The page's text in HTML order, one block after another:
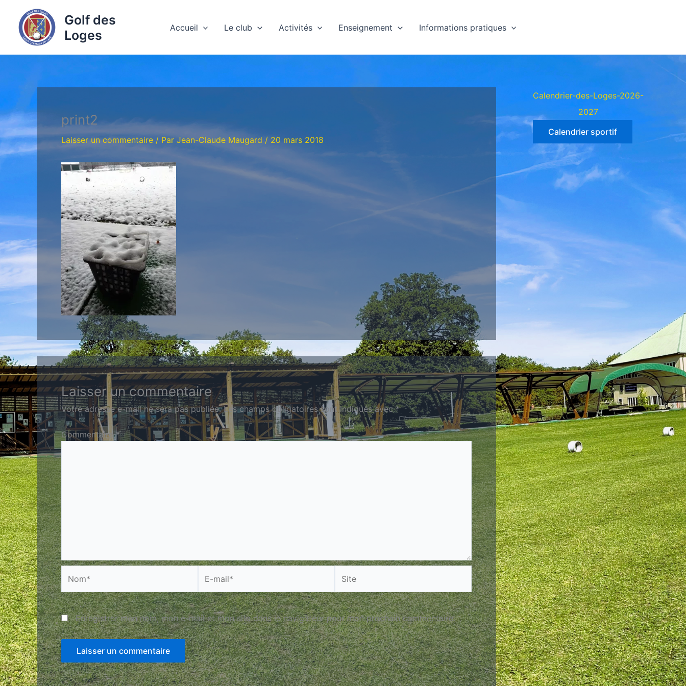
contenu
Golf des
Loges
Accueil Le club Activités Enseignement Informations pratiques
print2
Laisser un commentaire / Par Jean-Claude Maugard / 20 mars 2018
Laisser un commentaire
Votre adresse e-mail ne sera pas publiée. Les champs obligatoires sont indiqués avec*
Commentaire*
Nom*
mail*
Enregistrer mon nom, mon e-mail et mon site dans le navigateur pour mon prochain commentaire.
Calendrier-des-Loges-2026-
2027
Calendrier sportif